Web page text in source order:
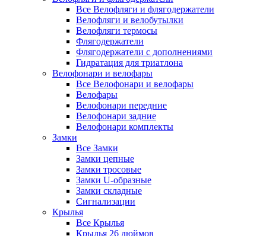
Все Велофляги и флягодержатели
Велофляги и велобутылки
Велофляги термосы
Флягодержатели
Флягодержатели с дополнениями
Гидратация для триатлона
Велофонари и велофары
Все Велофонари и велофары
Велофары
Велофонари передние
Велофонари задние
Велофонари комплекты
Замки
Все Замки
Замки цепные
Замки тросовые
Замки U-образные
Замки складные
Сигнализации
Крылья
Все Крылья
Крылья 26 дюймов